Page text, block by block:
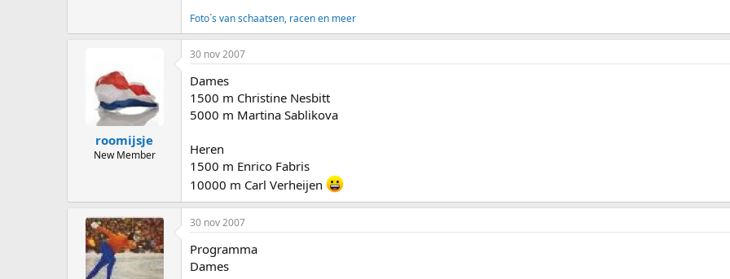
Foto´s van schaatsen, racen en meer
roomijsje
New Member
30 nov 2007
Dames
1500 m Christine Nesbitt
5000 m Martina Sablikova
Heren
1500 m Enrico Fabris
10000 m Carl Verheijen
30 nov 2007
Programma
Dames